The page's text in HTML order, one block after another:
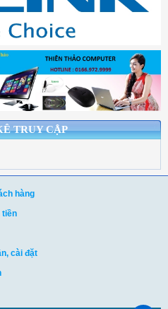
TRUY CẬP
hàng
tiền
cài đặt